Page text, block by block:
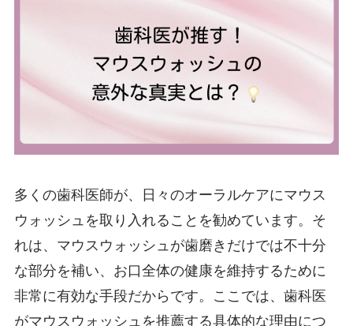
多くの歯科医師が、日々のオーラルケアにマウス
ウォッシュを取り入れることを勧めています。そ
れは、マウスウォッシュが歯磨きだけでは不十分
な部分を補い、お口全体の健康を維持するために
非常に有効な手段だからです。ここでは、歯科医
がマウスウォッシュを推薦する具体的な理由につ